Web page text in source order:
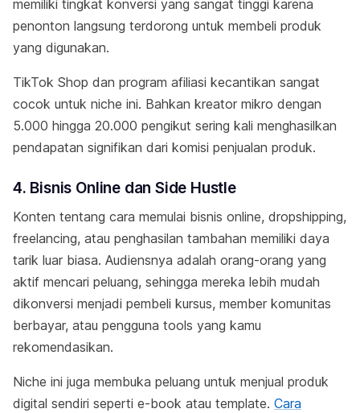
memiliki tingkat konversi yang sangat tinggi karena
penonton langsung terdorong untuk membeli produk
yang digunakan.
TikTok Shop dan program afiliasi kecantikan sangat
cocok untuk niche ini. Bahkan kreator mikro dengan
5.000 hingga 20.000 pengikut sering kali menghasilkan
pendapatan signifikan dari komisi penjualan produk.
4. Bisnis Online dan Side Hustle
Konten tentang cara memulai bisnis online, dropshipping,
freelancing, atau penghasilan tambahan memiliki daya
tarik luar biasa. Audiensnya adalah orang-orang yang
aktif mencari peluang, sehingga mereka lebih mudah
dikonversi menjadi pembeli kursus, member komunitas
berbayar, atau pengguna tools yang kamu
rekomendasikan.
Niche ini juga membuka peluang untuk menjual produk
digital sendiri seperti e-book atau template. Cara